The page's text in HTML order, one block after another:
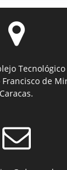
de
Caracas.